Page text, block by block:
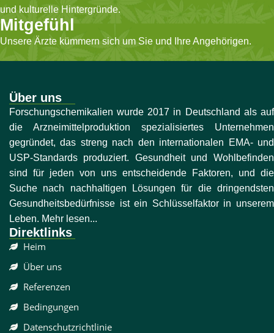
und kulturelle Hintergründe.
Mitgefühl
Unsere Ärzte kümmern sich um Sie und Ihre Angehörigen.
Über uns
Forschungschemikalien wurde 2017 in Deutschland als auf
die Arzneimittelproduktion spezialisiertes Unternehmen
gegründet, das streng nach den internationalen EMA- und
USP-Standards produziert. Gesundheit und Wohlbefinden
sind für jeden von uns entscheidende Faktoren, und die
Suche nach nachhaltigen Lösungen für die dringendsten
Gesundheitsbedürfnisse ist ein Schlüsselfaktor in unserem
Leben. Mehr lesen...
Direktlinks
Heim
Über uns
Referenzen
Bedingungen
Datenschutzrichtlinie